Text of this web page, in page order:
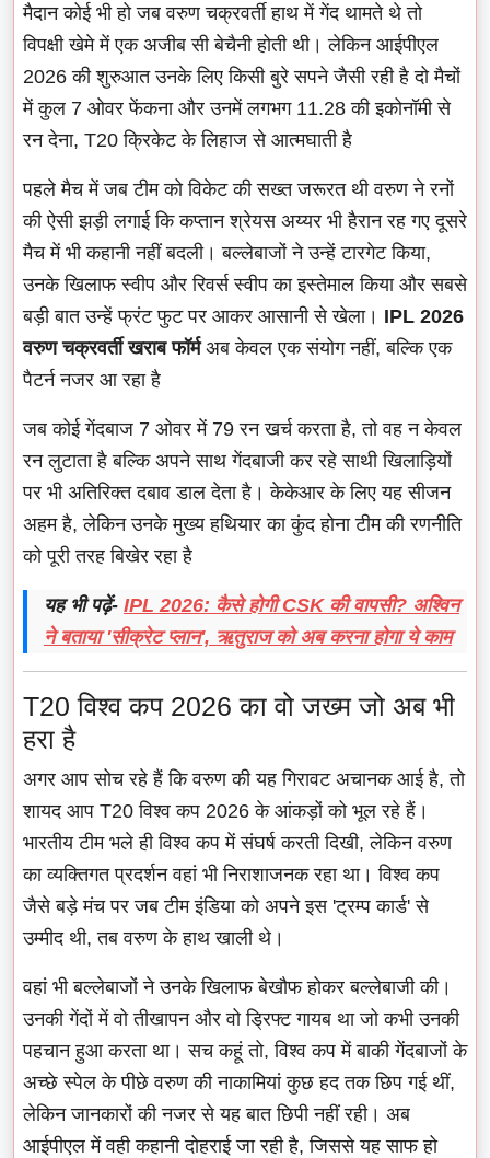
मैदान कोई भी हो जब वरुण चक्रवर्ती हाथ में गेंद थामते थे तो
विपक्षी खेमे में एक अजीब सी बेचैनी होती थी। लेकिन आईपीएल
2026 की शुरुआत उनके लिए किसी बुरे सपने जैसी रही है दो मैचों
में कुल 7 ओवर फेंकना और उनमें लगभग 11.28 की इकोनॉमी से
रन देना, T20 क्रिकेट के लिहाज से आत्मघाती है
पहले मैच में जब टीम को विकेट की सख्त जरूरत थी वरुण ने रनों
की ऐसी झड़ी लगाई कि कप्तान श्रेयस अय्यर भी हैरान रह गए दूसरे
मैच में भी कहानी नहीं बदली। बल्लेबाजों ने उन्हें टारगेट किया,
उनके खिलाफ स्वीप और रिवर्स स्वीप का इस्तेमाल किया और सबसे
बड़ी बात उन्हें फ्रंट फुट पर आकर आसानी से खेला। IPL 2026
वरुण चक्रवर्ती खराब फॉर्मअब केवल एक संयोग नहीं, बल्कि एक
पैटर्न नजर आ रहा है
जब कोई गेंदबाज 7 ओवर में 79 रन खर्च करता है, तो वह न केवल
रन लुटाता है बल्कि अपने साथ गेंदबाजी कर रहे साथी खिलाड़ियों
पर भी अतिरिक्त दबाव डाल देता है। केकेआर के लिए यह सीजन
अहम है, लेकिन उनके मुख्य हथियार का कुंद होना टीम की रणनीति
को पूरी तरह बिखेर रहा है
यह भी पढ़ें- IPL 2026: कैसे होगी CSK की वापसी? अश्विन
ने बताया 'सीक्रेट प्लान', ऋतुराज को अब करना होगा ये काम
T20 विश्व कप 2026 का वो जख्म जो अब भी
हरा है
अगर आप सोच रहे हैं कि वरुण की यह गिरावट अचानक आई है, तो
शायद आप T20 विश्व कप 2026 के आंकड़ों को भूल रहे हैं।
भारतीय टीम भले ही विश्व कप में संघर्ष करती दिखी, लेकिन वरुण
का व्यक्तिगत प्रदर्शन वहां भी निराशाजनक रहा था। विश्व कप
जैसे बड़े मंच पर जब टीम इंडिया को अपने इस 'ट्रम्प कार्ड' से
उम्मीद थी, तब वरुण के हाथ खाली थे।
वहां भी बल्लेबाजों ने उनके खिलाफ बेखौफ होकर बल्लेबाजी की।
उनकी गेंदों में वो तीखापन और वो ड्रिफ्ट गायब था जो कभी उनकी
पहचान हुआ करता था। सच कहूं तो, विश्व कप में बाकी गेंदबाजों के
अच्छे स्पेल के पीछे वरुण की नाकामियां कुछ हद तक छिप गई थीं,
लेकिन जानकारों की नजर से यह बात छिपी नहीं रही। अब
आईपीएल में वही कहानी दोहराई जा रही है, जिससे यह साफ हो